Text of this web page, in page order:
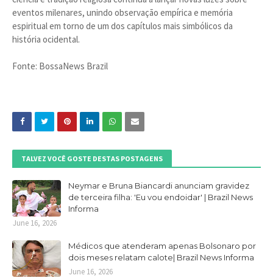
eventos milenares, unindo observação empírica e memória
espiritual em torno de um dos capítulos mais simbólicos da
história ocidental.
Fonte: BossaNews Brazil
TALVEZ VOCÊ GOSTE DESTAS POSTAGENS
Neymar e Bruna Biancardi anunciam gravidez
de terceira filha: 'Eu vou endoidar' | Brazil News
Informa
June 16, 2026
Médicos que atenderam apenas Bolsonaro por
dois meses relatam calote| Brazil News Informa
June 16, 2026